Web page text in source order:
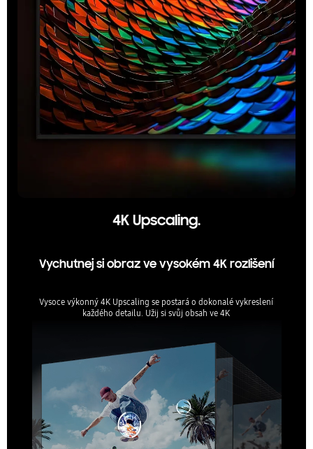
4K Upscaling.
Vychutnej si obraz ve vysokém 4K rozlišení
Vysoce výkonný 4K Upscaling se postará o dokonalé vykreslení
každého detailu. Užij si svůj obsah ve 4K